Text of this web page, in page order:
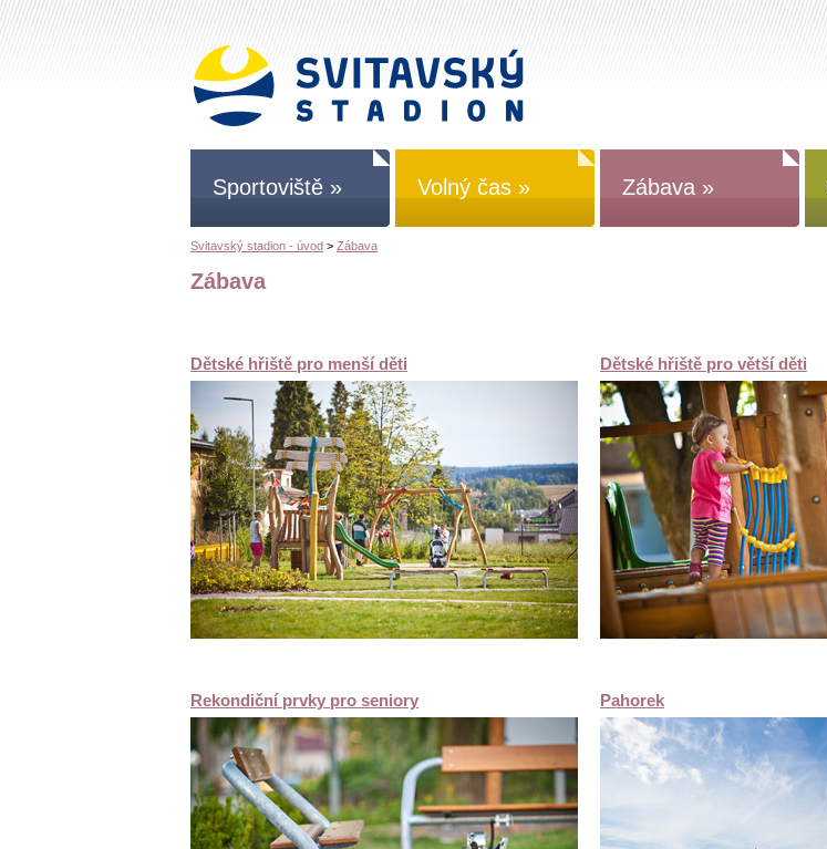
Sportoviště » Volný čas » Zábava »
Svitavský stadion - úvod > Zábava
Zábava
Dětské hřiště pro menší děti Dětské hřiště pro větší děti
Rekondiční prvky pro seniory Pahorek